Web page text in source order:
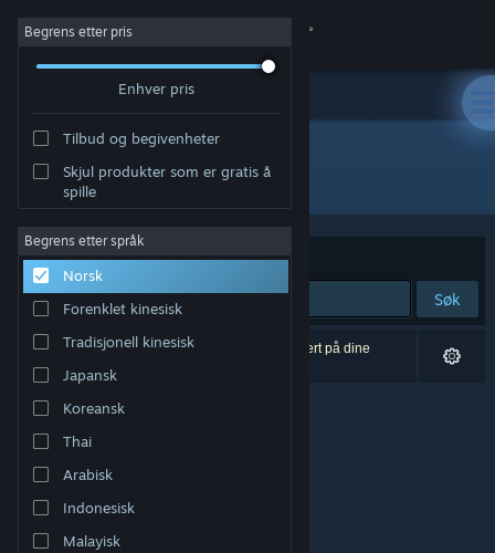
Logg inn
Om
Kundestøtte
Bytt språk
Skaff deg Steam-appen på mobil
Vis skrivebordsversjon
Begrens etter pris
Enhver pris
Tilbud og begivenheter
Skjul produkter som er gratis å
spille
Begrens etter språk
Norsk
Forenklet kinesisk
Tradisjonell kinesisk
Japansk
Koreansk
Thai
Arabisk
Indonesisk
Malayisk
Utgiver: 3 Sprockets
Sorter etter Relevans
Søk
0 treff på søket. 3 produkter er blitt utelukket basert på dine
innstillinger.